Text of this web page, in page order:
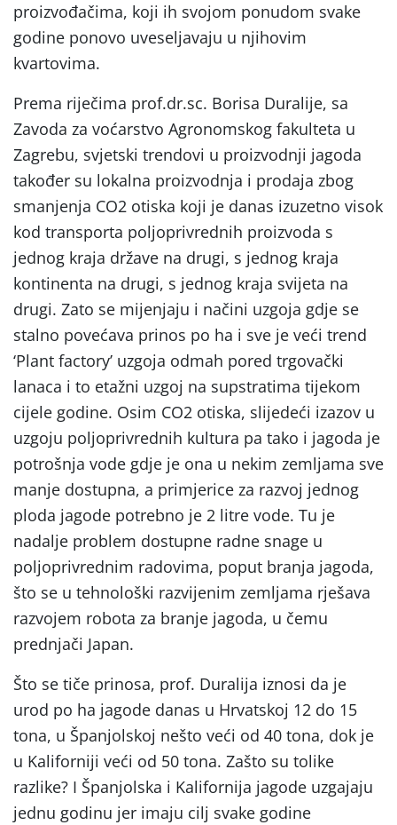
proizvođačima, koji ih svojom ponudom svake
godine ponovo uveseljavaju u njihovim
kvartovima.
Prema riječima prof.dr.sc. Borisa Duralije, sa
Zavoda za voćarstvo Agronomskog fakulteta u
Zagrebu, svjetski trendovi u proizvodnji jagoda
također su lokalna proizvodnja i prodaja zbog
smanjenja CO2 otiska koji je danas izuzetno visok
kod transporta poljoprivrednih proizvoda s
jednog kraja države na drugi, s jednog kraja
kontinenta na drugi, s jednog kraja svijeta na
drugi. Zato se mijenjaju i načini uzgoja gdje se
stalno povećava prinos po ha i sve je veći trend
‘Plant factory’ uzgoja odmah pored trgovački
lanaca i to etažni uzgoj na supstratima tijekom
cijele godine. Osim CO2 otiska, slijedeći izazov u
uzgoju poljoprivrednih kultura pa tako i jagoda je
potrošnja vode gdje je ona u nekim zemljama sve
manje dostupna, a primjerice za razvoj jednog
ploda jagode potrebno je 2 litre vode. Tu je
nadalje problem dostupne radne snage u
poljoprivrednim radovima, poput branja jagoda,
što se u tehnološki razvijenim zemljama rješava
razvojem robota za branje jagoda, u čemu
prednjači Japan.
Što se tiče prinosa, prof. Duralija iznosi da je
urod po ha jagode danas u Hrvatskoj 12 do 15
tona, u Španjolskoj nešto veći od 40 tona, dok je
u Kaliforniji veći od 50 tona. Zašto su tolike
razlike? I Španjolska i Kalifornija jagode uzgajaju
jednu godinu jer imaju cilj svake godine